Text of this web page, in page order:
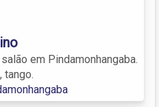
em Pindamonhangaba.
tango.